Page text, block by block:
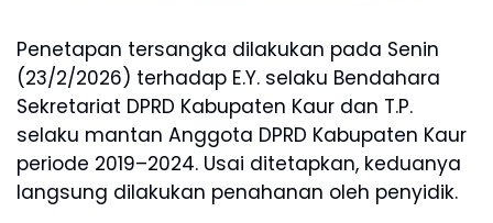
Penetapan tersangka dilakukan pada Senin
(23/2/2026) terhadap E.Y. selaku Bendahara
Sekretariat DPRD Kabupaten Kaur dan T.P.
selaku mantan Anggota DPRD Kabupaten Kaur
periode 2019–2024. Usai ditetapkan, keduanya
langsung dilakukan penahanan oleh penyidik.